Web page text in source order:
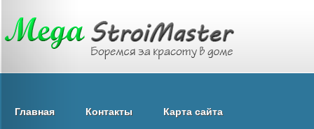
Главная Контакты Карта сайта